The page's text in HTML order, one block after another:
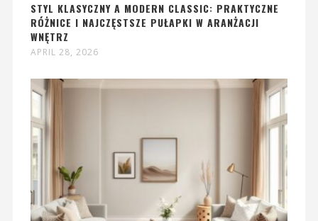
STYL KLASYCZNY A MODERN CLASSIC: PRAKTYCZNE
RÓŻNICE I NAJCZĘSTSZE PUŁAPKI W ARANŻACJI
WNĘTRZ
APRIL 28, 2026